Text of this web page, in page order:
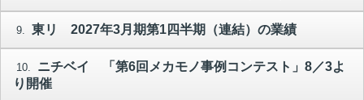
9. 東リ 2027年3月期第1四半期（連結）の業績
10.
ニチベイ 「第6回メカモノ事例コンテスト」8／3よ
り開催